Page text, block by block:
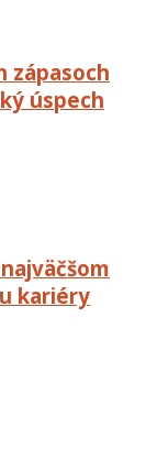
zápasoch
úspech
kariéry